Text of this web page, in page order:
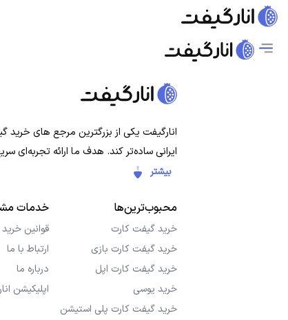
انارگیفت یکی از بزرگترین مرجع های خرید
ایرانی ساده‌تر کند. هدف ما ارائه
بیشتر
محبوب‌ترین‌ها
خرید گیفت کارت
خرید گیفت کارت بازی
خرید گیفت کارت اپل
خرید یوسی
خرید گیفت کارت پلی استیشن
خدمات
قوانین خرید
ارتباط با ما
درباره ما
اپلیکیشن